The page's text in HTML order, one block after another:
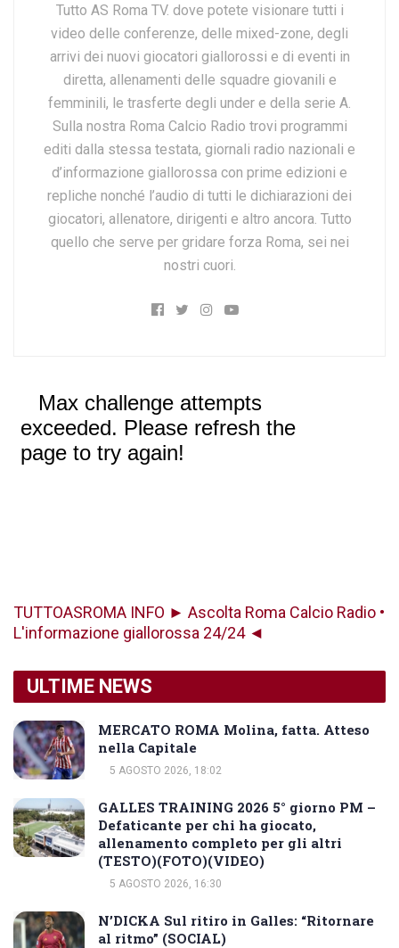
Tutto AS Roma TV. dove potete visionare tutti i
video delle conferenze, delle mixed-zone, degli
arrivi dei nuovi giocatori giallorossi e di eventi in
diretta, allenamenti delle squadre giovanili e
femminili, le trasferte degli under e della serie A.
Sulla nostra Roma Calcio Radio trovi programmi
editi dalla stessa testata, giornali radio nazionali e
d’informazione giallorossa con prime edizioni e
repliche nonché l’audio di tutti le dichiarazioni dei
giocatori, allenatore, dirigenti e altro ancora. Tutto
quello che serve per gridare forza Roma, sei nei
nostri cuori.
TUTTOASROMA INFO ► Ascolta Roma Calcio Radio •
L'informazione giallorossa 24/24 ◄
ULTIME NEWS
MERCATO ROMA Molina, fatta. Atteso
nella Capitale
5 AGOSTO 2026, 18:02
GALLES TRAINING 2026 5° giorno PM –
Defaticante per chi ha giocato,
allenamento completo per gli altri
(TESTO)(FOTO)(VIDEO)
5 AGOSTO 2026, 16:30
N’DICKA Sul ritiro in Galles: “Ritornare
al ritmo” (SOCIAL)